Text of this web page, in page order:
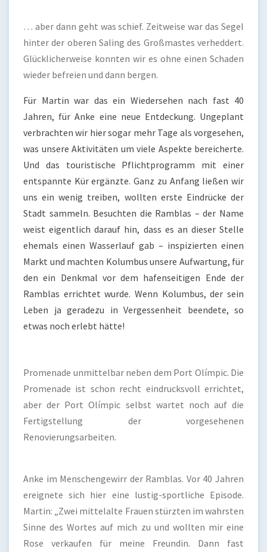
… aber dann geht was schief. Zeitweise war das Segel
hinter der oberen Saling des Großmastes verheddert.
Glücklicherweise konnten wir es ohne einen Schaden
wieder befreien und dann bergen.
Für Martin war das ein Wiedersehen nach fast 40
Jahren, für Anke eine neue Entdeckung. Ungeplant
verbrachten wir hier sogar mehr Tage als vorgesehen,
was unsere Aktivitäten um viele Aspekte bereicherte.
Und das touristische Pflichtprogramm mit einer
entspannte Kür ergänzte. Ganz zu Anfang ließen wir
uns ein wenig treiben, wollten erste Eindrücke der
Stadt sammeln. Besuchten die Ramblas – der Name
weist eigentlich darauf hin, dass es an dieser Stelle
ehemals einen Wasserlauf gab – inspizierten einen
Markt und machten Kolumbus unsere Aufwartung, für
den ein Denkmal vor dem hafenseitigen Ende der
Ramblas errichtet wurde. Wenn Kolumbus, der sein
Leben ja geradezu in Vergessenheit beendete, so
etwas noch erlebt hätte!
Promenade unmittelbar neben dem Port Olímpic. Die
Promenade ist schon recht eindrucksvoll errichtet,
aber der Port Olímpic selbst wartet noch auf die
Fertigstellung der vorgesehenen
Renovierungsarbeiten.
Anke im Menschengewirr der Ramblas. Vor 40 Jahren
ereignete sich hier eine lustig-sportliche Episode.
Martin: „Zwei mittelalte Frauen stürzten im wahrsten
Sinne des Wortes auf mich zu und wollten mir eine
Rose verkaufen für meine Freundin. Dann fast